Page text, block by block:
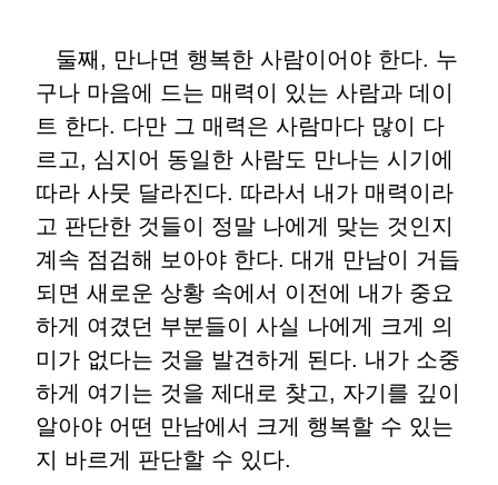
둘째, 만나면 행복한 사람이어야 한다. 누
구나 마음에 드는 매력이 있는 사람과 데이
트 한다. 다만 그 매력은 사람마다 많이 다
르고, 심지어 동일한 사람도 만나는 시기에
따라 사뭇 달라진다. 따라서 내가 매력이라
고 판단한 것들이 정말 나에게 맞는 것인지
계속 점검해 보아야 한다. 대개 만남이 거듭
되면 새로운 상황 속에서 이전에 내가 중요
하게 여겼던 부분들이 사실 나에게 크게 의
미가 없다는 것을 발견하게 된다. 내가 소중
하게 여기는 것을 제대로 찾고, 자기를 깊이
알아야 어떤 만남에서 크게 행복할 수 있는
지 바르게 판단할 수 있다.